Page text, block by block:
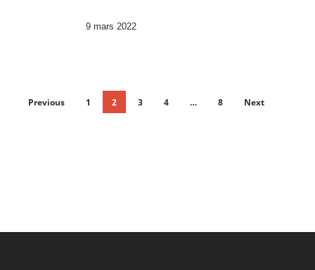
9 mars 2022
Previous 1 2 3 4 … 8 Next